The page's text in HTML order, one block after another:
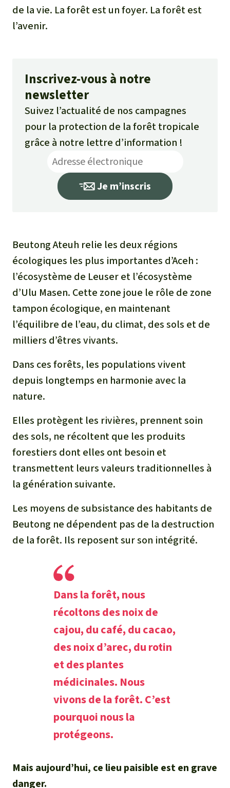
de la vie. La forêt est un foyer. La forêt est
l’avenir.
Inscrivez-vous à notre
newsletter
Suivez l’actualité de nos campagnes
pour la protection de la forêt tropicale
grâce à notre lettre d’information !
Je m’inscris
Beutong Ateuh relie les deux régions
écologiques les plus importantes d’Aceh :
l’écosystème de Leuser et l’écosystème
d’Ulu Masen. Cette zone joue le rôle de zone
tampon écologique, en maintenant
l’équilibre de l’eau, du climat, des sols et de
milliers d’êtres vivants.
Dans ces forêts, les populations vivent
depuis longtemps en harmonie avec la
nature.
Elles protègent les rivières, prennent soin
des sols, ne récoltent que les produits
forestiers dont elles ont besoin et
transmettent leurs valeurs traditionnelles à
la génération suivante.
Les moyens de subsistance des habitants de
Beutong ne dépendent pas de la destruction
de la forêt. Ils reposent sur son intégrité.
Dans la forêt, nous
récoltons des noix de
cajou, du café, du cacao,
des noix d’arec, du rotin
et des plantes
médicinales. Nous
vivons de la forêt. C’est
pourquoi nous la
protégeons.
Mais aujourd’hui, ce lieu paisible est en grave
danger.